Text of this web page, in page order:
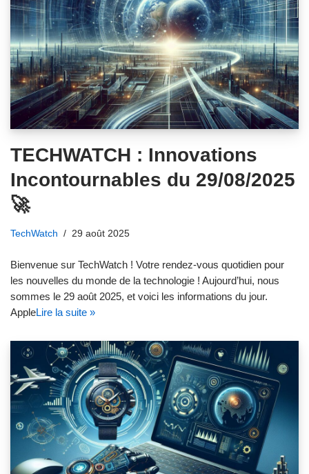
TECHWATCH : Innovations
Incontournables du 29/08/2025
🚀
TechWatch 29 août 2025
Bienvenue sur TechWatch ! Votre rendez-vous quotidien pour
les nouvelles du monde de la technologie ! Aujourd’hui, nous
sommes le 29 août 2025, et voici les informations du jour.
AppleLire la suite »